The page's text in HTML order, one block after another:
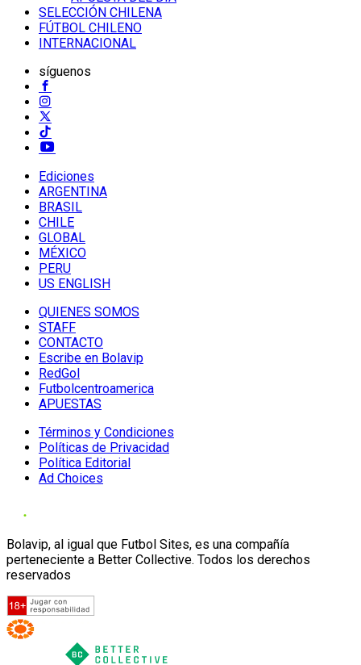
SELECCIÓN CHILENA
FÚTBOL CHILENO
INTERNACIONAL
síguenos
Ediciones
ARGENTINA
BRASIL
CHILE
GLOBAL
MÉXICO
PERU
US ENGLISH
QUIENES SOMOS
STAFF
CONTACTO
Escribe en Bolavip
RedGol
Futbolcentroamerica
APUESTAS
Términos y Condiciones
Políticas de Privacidad
Política Editorial
Ad Choices
Bolavip, al igual que Futbol Sites, es una compañía
perteneciente a Better Collective. Todos los derechos
reservados